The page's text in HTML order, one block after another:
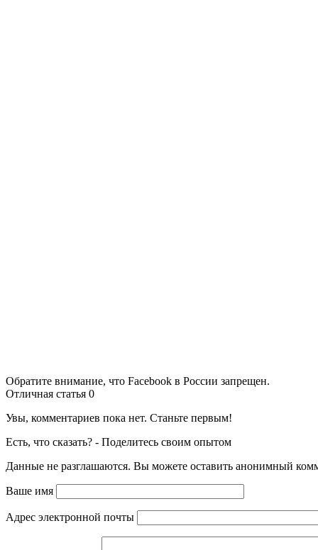
Обратите внимание, что Facebook в России запрещен.
Отличная статья 0
Увы, комментариев пока нет. Станьте первым!
Есть, что сказать? - Поделитесь своим опытом
Данные не разглашаются. Вы можете оставить анонимный
Ваше имя
Адрес электронной почты